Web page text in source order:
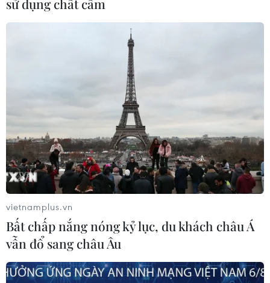
sử dụng chất cấm
vietnamplus.vn
Bất chấp nắng nóng kỷ lục, du khách châu Á
vẫn đổ sang châu Âu